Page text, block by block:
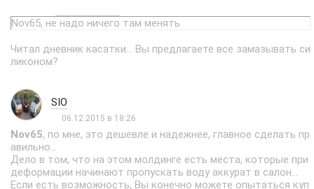
Nov65, не надо ничего там менять
Читал дневник касатки... Вы предлагаете все замазывать си
ликоном?
SIO
06.12.2015 в 18:26
Nov65, по мне, это дешевле и надежнее, главное сделать пр
авильно...
Дело в том, что на этом молдинге есть места, которые при
деформации начинают пропускать воду аккурат в салон...
Если есть возможность, Вы конечно можете опытаться куп